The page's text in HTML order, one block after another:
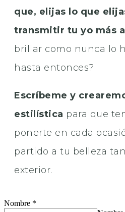
que, elijas lo que
transmitir tu yo más
brillar como nunca lo
hasta entonces?
Escríbeme y
estilística para que
ponerte en cada
partido a tu belleza
exterior.
Nombre *